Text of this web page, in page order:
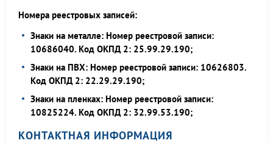
Номера реестровых записей:
Знаки на металле: Номер реестровой записи:
10686040. Код ОКПД 2: 25.99.29.190;
Знаки на ПВХ: Номер реестровой записи: 10626803.
Код ОКПД 2: 22.29.29.190;
Знаки на пленках: Номер реестровой записи:
10825224. Код ОКПД 2: 32.99.53.190;
КОНТАКТНАЯ ИНФОРМАЦИЯ